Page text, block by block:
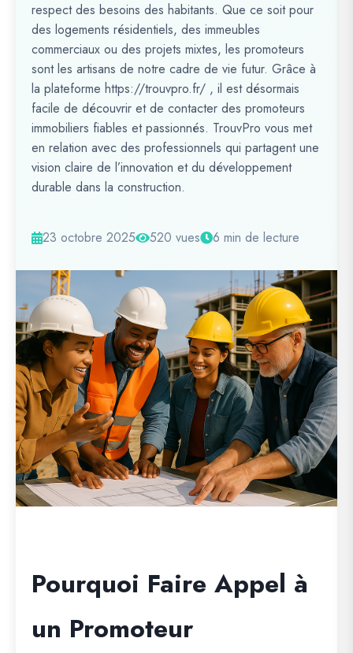
respect des besoins des habitants. Que ce soit pour
des logements résidentiels, des immeubles
commerciaux ou des projets mixtes, les promoteurs
sont les artisans de notre cadre de vie futur. Grâce à
la plateforme https://trouvpro.fr/ , il est désormais
facile de découvrir et de contacter des promoteurs
immobiliers fiables et passionnés. TrouvPro vous met
en relation avec des professionnels qui partagent une
vision claire de l’innovation et du développement
durable dans la construction.
23 octobre 2025 520 vues 6 min de lecture
Pourquoi Faire Appel à
un Promoteur